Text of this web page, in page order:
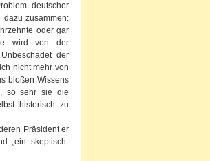
deutscher
dazu zusammen:
oder gar
wird von der
der
nicht mehr von
bloßen Wissens
so sehr sie die
historisch zu
Präsident er
„ein skeptisch-